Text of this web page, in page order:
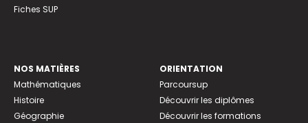
Fiches SUP
NOS MATIÈRES
Mathématiques
Histoire
Géographie
ORIENTATION
Parcoursup
Découvrir les diplômes
Découvrir les formations